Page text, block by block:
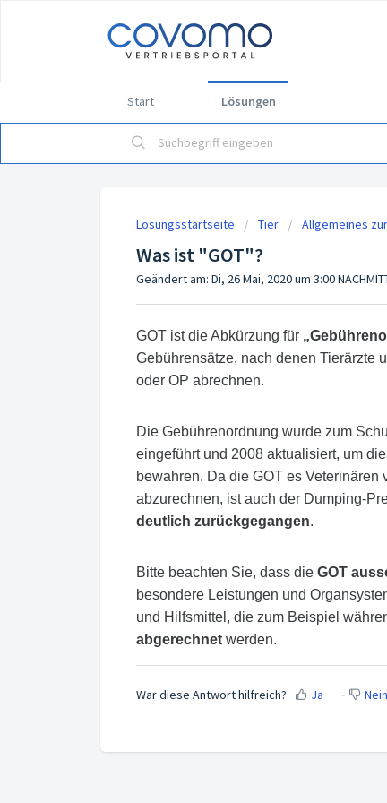
Start Lösungen
Lösungsstartseite Tier Allgemeines
Was ist "GOT"?
Geändert am: Di, 26 Mai, 2020 um 3:00
GOT ist die Abkürzung für
Gebührensätze, nach denen Tierärzte
oder OP abrechnen.
Die Gebührenordnung wurde zum
eingeführt und 2008 aktualisiert, um
bewahren. Da die GOT es
abzurechnen, ist auch der Dumping-
deutlich zurückgegangen.
Bitte beachten Sie, dass die GOT
besondere Leistungen und
und Hilfsmittel, die zum Beispiel
abgerechnet werden.
War diese Antwort hilfreich? Ja Nein